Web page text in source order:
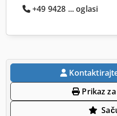
+49 9428 ... oglasi
Prikaz